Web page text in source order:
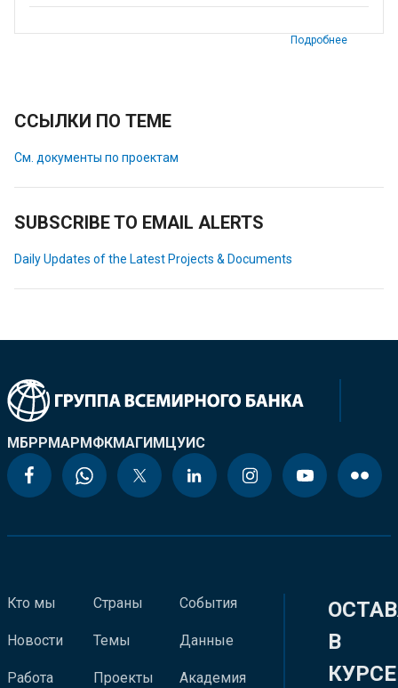
Подробнее
ССЫЛКИ ПО ТЕМЕ
См. документы по проектам
SUBSCRIBE TO EMAIL ALERTS
Daily Updates of the Latest Projects & Documents
МБРРМАРМФКМАГИМЦУИС
Кто мы
Новости
Работа
Страны
Темы
Проекты
События
Данные
Академия
В
КУРСЕ